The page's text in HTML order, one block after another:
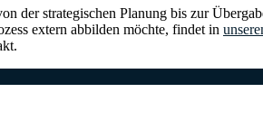
der strategischen Planung bis zur
extern abbilden möchte, findet in